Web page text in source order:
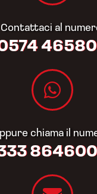
Contattaci al
chiama il